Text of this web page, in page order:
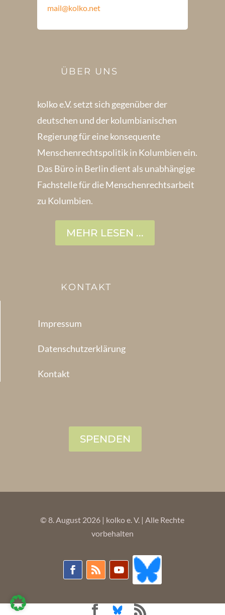
mail@kolko.net
ÜBER UNS
kolko e.V. setzt sich gegenüber der
deutschen und der kolumbianischen
Regierung für eine konsequente
Menschenrechts­politik in Kolum­bien ein.
Das Büro in Berlin dient als unabhängige
Fachstelle für die Menschen­rechtsarbeit
zu Kolumbien.
MEHR LESEN ...
KONTAKT
Impressum
Datenschutzerklärung
Kontakt
SPENDEN
© 8. August 2026 | kolko e. V. | Alle Rechte
vorbehalten